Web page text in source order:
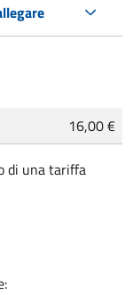
16,00 €
di una tariffa